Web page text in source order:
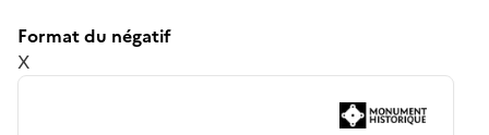
Format du négatif
X